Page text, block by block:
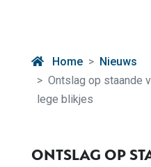
Home
Nieuws
Ontslag op staande
lege blikjes
ONTSLAG OP